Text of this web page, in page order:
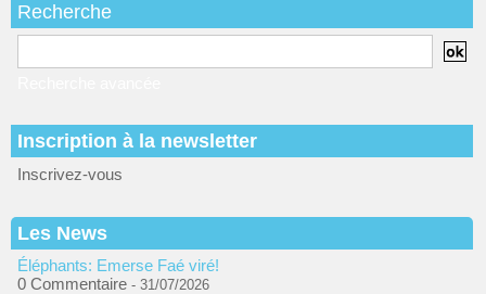
Recherche
Inscription à la newsletter
Inscrivez-vous
Les News
Éléphants: Emerse Faé viré!
0 Commentaire - 31/07/2026